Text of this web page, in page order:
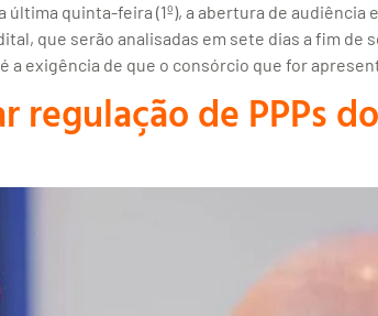
quinta-feira (1º), a abertura de audiência
que serão analisadas em sete dias a fim de
a exigência de que o consórcio que for
de PPPs